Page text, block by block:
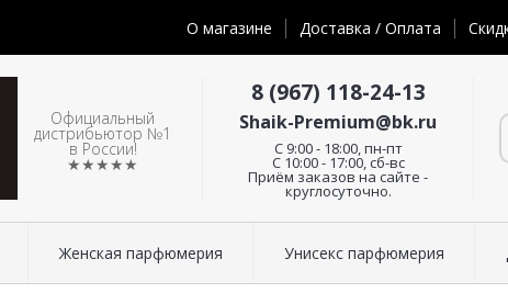
О магазине Доставка / Оплата
Официальный
дистрибьютор №1
в России!
★★★★★
8 (967) 118-24-13
Shaik-Premium@bk.ru
C 9:00 - 18:00, пн-пт
С 10:00 - 17:00, сб-вс
Приём заказов на сайте -
круглосуточно.
Женская парфюмерия Унисекс парфюмерия